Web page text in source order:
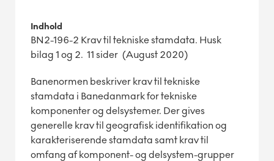
Indhold
BN2-196-2 Krav til tekniske stamdata. Husk
bilag 1 og 2. 11 sider (August 2020)
Banenormen beskriver krav til tekniske
stamdata i Banedanmark for tekniske
komponenter og delsystemer. Der gives
generelle krav til geografisk identifikation og
karakteriserende stamdata samt krav til
omfang af komponent- og delsystem-grupper